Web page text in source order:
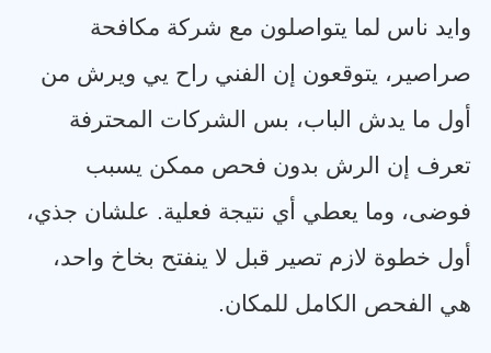
وايد ناس لما يتواصلون مع شركة مكافحة
صراصير، يتوقعون إن الفني راح يي ويرش من
أول ما يدش الباب، بس الشركات المحترفة
تعرف إن الرش بدون فحص ممكن يسبب
فوضى، وما يعطي أي نتيجة فعلية. علشان جذي،
أول خطوة لازم تصير قبل لا ينفتح بخاخ واحد،
هي الفحص الكامل للمكان.